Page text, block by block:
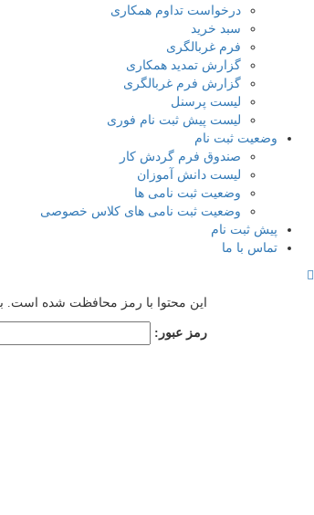
درخواست تداوم همکاری
سبد خرید
فرم غربالگری
گزارش تمدید همکاری
گزارش فرم غربالگری
لیست پرسنل
لیست پیش ثبت نام فوری
وضعیت ثبت نام
صندوق فرم گردش کار
لیست دانش آموزان
وضعیت ثبت نامی ها
وضعیت ثبت نامی های کلاس خصوصی
پیش ثبت نام
تماس با ما
این محتوا با رمز محافظت شده است.
رمز عبور: